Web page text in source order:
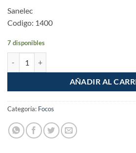
Sanelec
Codigo: 1400
7 disponibles
AÑADIR AL
Categoría: Focos